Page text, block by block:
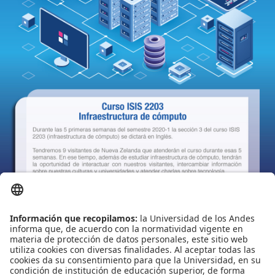
Leído 3274Tiempo Última modificación Lunes, 09 Diciembre 2019 16:34
Proyecto de grado
Reingreso
Reintegro
Retiro voluntario
Tarifas
Grado